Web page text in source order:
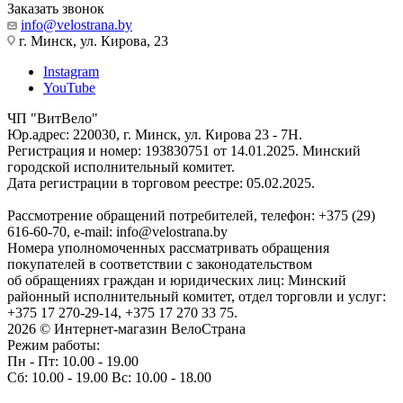
Заказать звонок
info@velostrana.by
г. Минск, ул. Кирова, 23
Instagram
YouTube
ЧП "ВитВело"
Юр.адрес: 220030, г. Минск, ул. Кирова 23 - 7Н.
Регистрация и номер: 193830751 от 14.01.2025. Минский
городской исполнительный комитет.
Дата регистрации в торговом реестре: 05.02.2025.
Рассмотрение обращений потребителей, телефон: +375 (29)
616-60-70, e-mail: info@velostrana.by
Номера уполномоченных рассматривать обращения
покупателей в соответствии с законодательством
об обращениях граждан и юридических лиц: Минский
районный исполнительный комитет, отдел торговли и услуг:
+375 17 270-29-14, +375 17 270 33 75.
2026 © Интернет-магазин ВелоСтрана
Режим работы:
Пн - Пт: 10.00 - 19.00
Сб: 10.00 - 19.00 Вс: 10.00 - 18.00